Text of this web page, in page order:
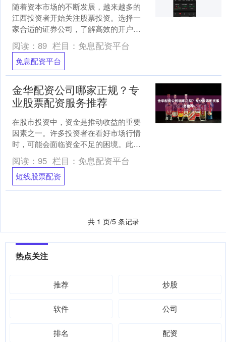
随着资本市场的不断发展，越来越多的
江西投资者开始关注股票投资。选择一
家合适的证券公司，了解高效的开户流
程并获取有竞争力的佣金费率，是迈出
投资第一步的关键。本文将....
阅读： 89 栏目： 免息配资平台
免息配资平台
金华配资公司哪家正规？专
业股票配资服务推荐
在股市投资中，资金是推动收益的重要
因素之一。许多投资者在看好市场行情
时，可能会面临资金不足的困境。此时
短线股票配资，股票配资成为一种常见
的选择。金华作为浙江省的....
阅读： 95 栏目： 免息配资平台
短线股票配资
共 1 页/5 条记录
热点关注
推荐 炒股
软件 公司
排名 配资